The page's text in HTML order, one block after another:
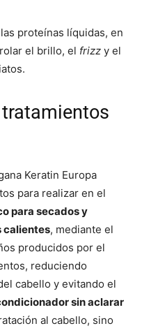
proteínas líquidas, en
el brillo, el frizz y el
Keratin Europa
para realizar en el
para secados y
calientes, mediante el
producidos por el
reduciendo
cabello y evitando el
sin aclarar
al cabello, sino